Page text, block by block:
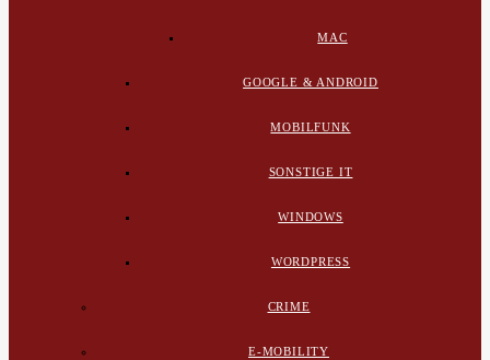
MAC
GOOGLE & ANDROID
MOBILFUNK
SONSTIGE IT
WINDOWS
WORDPRESS
CRIME
E-MOBILITY